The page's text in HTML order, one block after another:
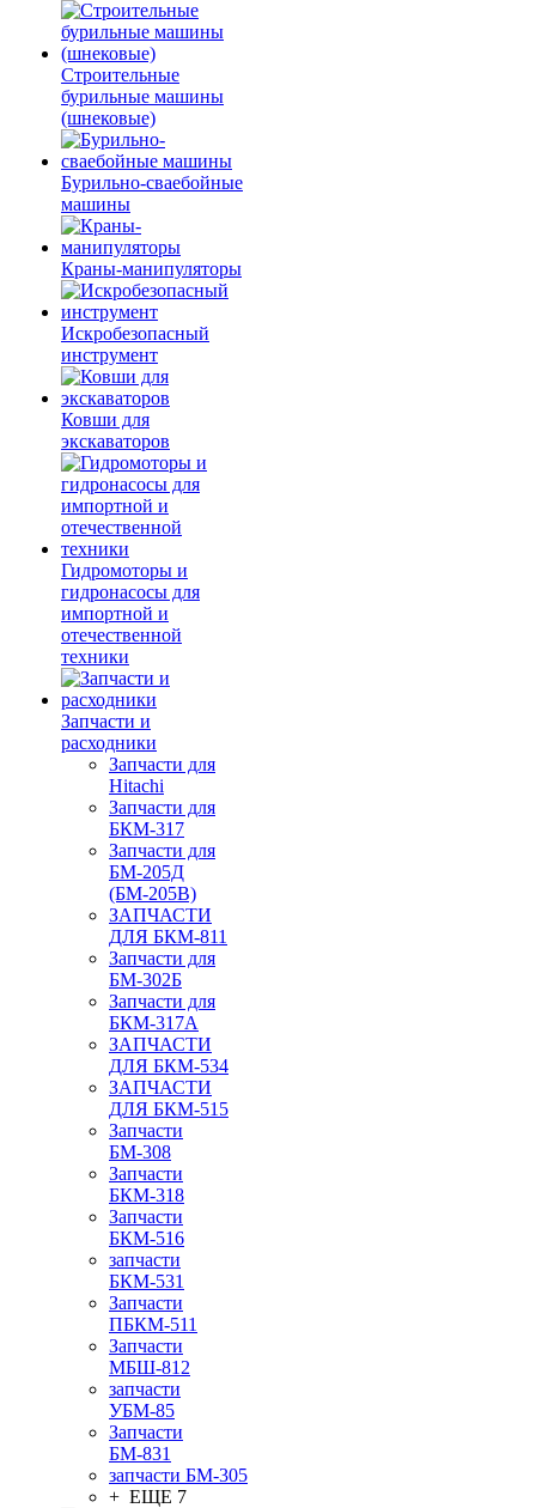
Строительные
бурильные машины
(шнековые)
Бурильно-сваебойные
машины
Краны-манипуляторы
Искробезопасный
инструмент
Ковши для
экскаваторов
Гидромоторы и
гидронасосы для
импортной и
отечественной
техники
Запчасти и
расходники
Запчасти для
Hitachi
Запчасти для
БКМ-317
Запчасти для
БМ-205Д
(БМ-205В)
ЗАПЧАСТИ
ДЛЯ БКМ-811
Запчасти для
БМ-302Б
Запчасти для
БКМ-317А
ЗАПЧАСТИ
ДЛЯ БКМ-534
ЗАПЧАСТИ
ДЛЯ БКМ-515
Запчасти
БМ-308
Запчасти
БКМ-318
Запчасти
БКМ-516
запчасти
БКМ-531
Запчасти
ПБКМ-511
Запчасти
МБШ-812
запчасти
УБМ-85
Запчасти
БМ-831
запчасти БМ-305
+ ЕЩЕ 7